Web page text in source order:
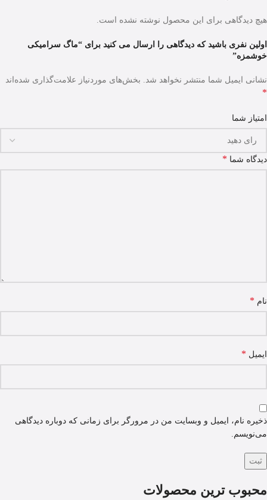
هیچ دیدگاهی برای این محصول نوشته نشده است.
اولین نفری باشید که دیدگاهی را ارسال می کنید برای “ماگ سرامیکی
خوشمزه”
نشانی ایمیل شما منتشر نخواهد شد. بخش‌های موردنیاز علامت‌گذاری شده‌اند
*
امتیاز شما
دیدگاه شما *
نام *
ایمیل *
ذخیره نام، ایمیل و وبسایت من در مرورگر برای زمانی که دوباره دیدگاهی
می‌نویسم.
محبوب ترین محصولات